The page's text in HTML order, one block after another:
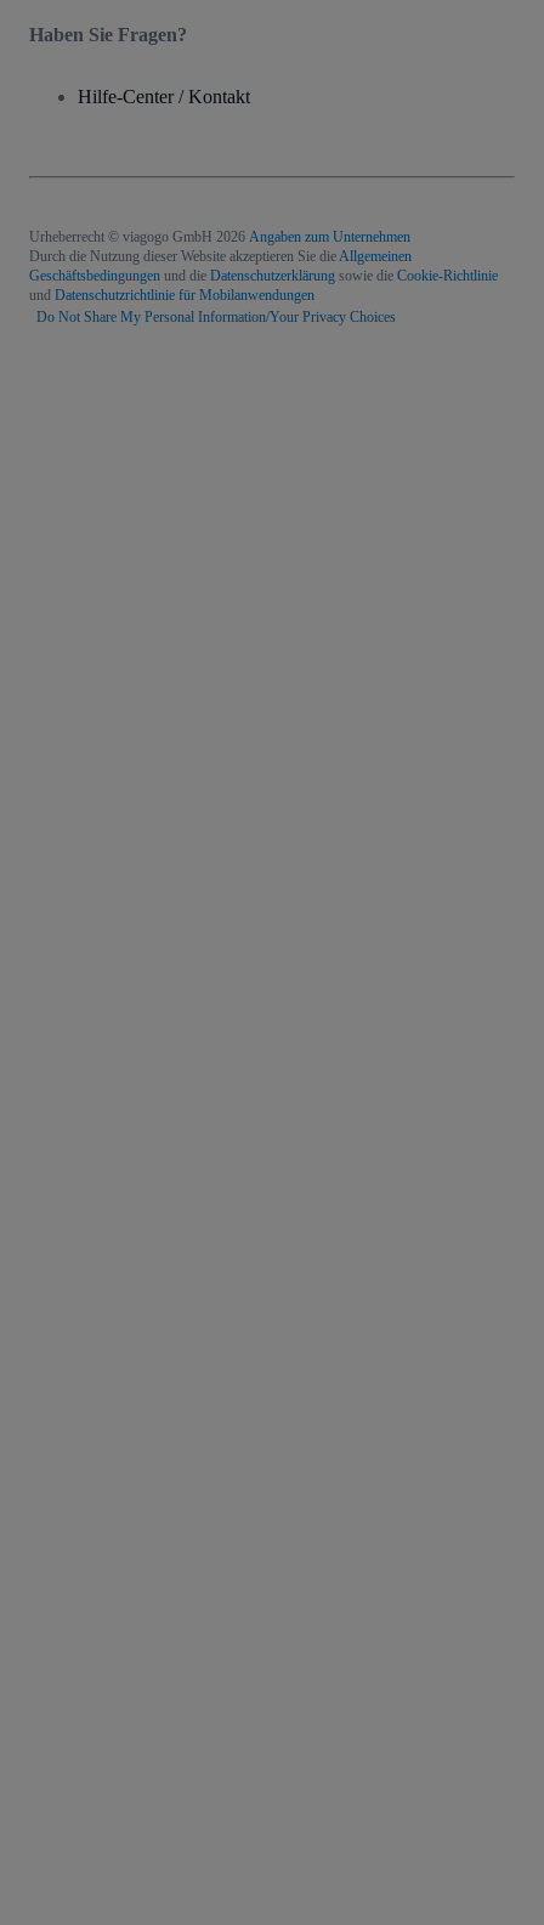
Haben Sie Fragen?
Hilfe-Center / Kontakt
Urheberrecht © viagogo GmbH 2026 Angaben zum Unternehmen
Durch die Nutzung dieser Website akzeptieren Sie dieAllgemeinen
Geschäftsbedingungen und die Datenschutzerklärung sowie die Cookie-Richtlinie
und Datenschutzrichtlinie für Mobilanwendungen
Do Not Share My Personal Information/Your Privacy Choices